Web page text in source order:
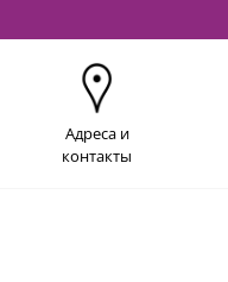
Адреса и
контакты